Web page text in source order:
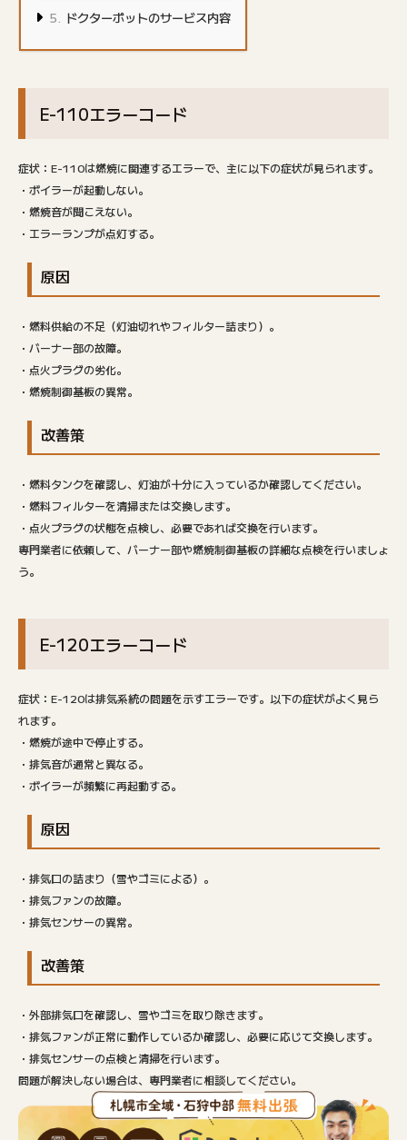
ドクターポットのサービス内容
E-110エラーコード
症状：E-110は燃焼に関連するエラーで、主に以下の症状が見られます。
・ボイラーが起動しない。
・燃焼音が聞こえない。
・エラーランプが点灯する。
原因
・燃料供給の不足（灯油切れやフィルター詰まり）。
・バーナー部の故障。
・点火プラグの劣化。
・燃焼制御基板の異常。
改善策
・燃料タンクを確認し、灯油が十分に入っているか確認してください。
・燃料フィルターを清掃または交換します。
・点火プラグの状態を点検し、必要であれば交換を行います。
専門業者に依頼して、バーナー部や燃焼制御基板の詳細な点検を行いましょ
う。
E-120エラーコード
症状：E-120は排気系統の問題を示すエラーです。以下の症状がよく見ら
れます。
・燃焼が途中で停止する。
・排気音が通常と異なる。
・ボイラーが頻繁に再起動する。
原因
・排気口の詰まり（雪やゴミによる）。
・排気ファンの故障。
・排気センサーの異常。
改善策
・外部排気口を確認し、雪やゴミを取り除きます。
・排気ファンが正常に動作しているか確認し、必要に応じて交換します。
・排気センサーの点検と清掃を行います。
問題が解決しない場合は、専門業者に相談してください。